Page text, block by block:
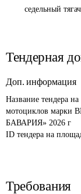
седельный тягач
Тендерная
Доп. информация
Название тендера
мотоциклов марки
БАВАРИЯ» 2026 г
ID тендера на
Требования